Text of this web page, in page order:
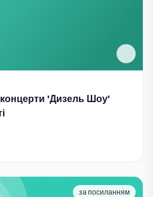
концерти 'Дизель Шоу'
за посиланням